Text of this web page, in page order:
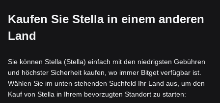
Kaufen Sie Stella in einem anderen
Land
Sie können Stella (Stella) einfach mit den niedrigsten Gebühren
und höchster Sicherheit kaufen, wo immer Bitget verfügbar ist.
Wählen Sie im unten stehenden Suchfeld Ihr Land aus, um den
Kauf von Stella in Ihrem bevorzugten Standort zu starten: